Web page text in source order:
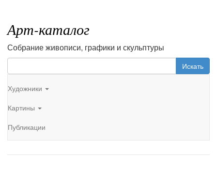
Арт-каталог
Собрание живописи, графики и скульптуры
Искать
Художники
Картины
Публикации